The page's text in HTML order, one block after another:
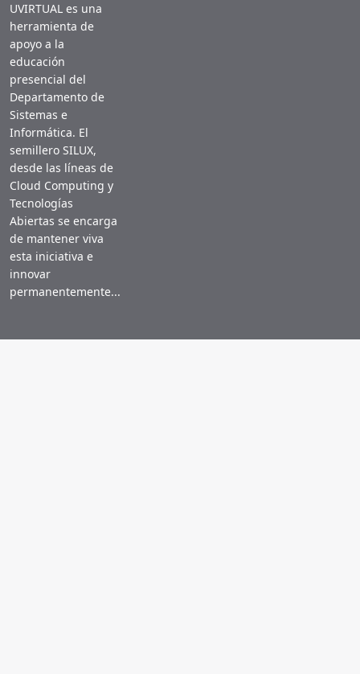
UVIRTUAL es una
herramienta de
apoyo a la
educación
presencial del
Departamento de
Sistemas e
Informática. El
semillero SILUX,
desde las líneas de
Cloud Computing y
Tecnologías
Abiertas se encarga
de mantener viva
esta iniciativa e
innovar
permanentemente...